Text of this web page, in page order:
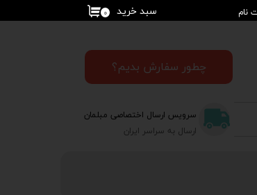
سرویس ارسال اختصاصی مبلمان
ارسال به سراسر ایران
۰ سبد خرید نام
چطور سفارش بدیم؟